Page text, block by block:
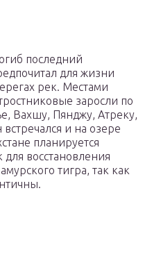
последний
для жизни
рек. Местами
заросли по
Вахшу, Пянджу, Атреку,
и на озере
планируется
восстановления
тигра, так как